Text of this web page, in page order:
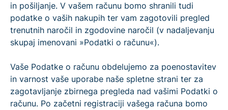
in pošiljanje. V vašem računu bomo shranili tudi
podatke o vaših nakupih ter vam zagotovili pregled
trenutnih naročil in zgodovine naročil (v nadaljevanju
skupaj imenovani »Podatki o računu«).
Vaše Podatke o računu obdelujemo za poenostavitev
in varnost vaše uporabe naše spletne strani ter za
zagotavljanje zbirnega pregleda nad vašimi Podatki o
računu. Po začetni registraciji vašega računa bomo